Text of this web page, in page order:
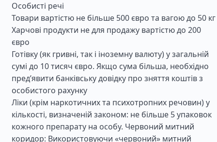
Особисті речі
Товари вартістю не більше 500 євро та вагою до 50 кг
Харчові продукти не для продажу вартістю до 200
євро
Готівку (як гривні, так і іноземну валюту) у загальній
сумі до 10 тисяч євро. Якщо сума більша, необхідно
пред’явити банківську довідку про зняття коштів з
особистого рахунку
Ліки (крім наркотичних та психотропних речовин) у
кількості, визначеній законом: не більше 5 упаковок
кожного препарату на особу. Червоний митний
коридор: Використовуючи «червоний» митний